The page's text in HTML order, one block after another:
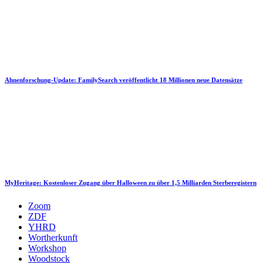
Ahnenforschung-Update: FamilySearch veröffentlicht 18 Millionen neue Datensätze
MyHeritage: Kostenloser Zugang über Halloween zu über 1,5 Milliarden Sterberegistern
Zoom
ZDF
YHRD
Wortherkunft
Workshop
Woodstock